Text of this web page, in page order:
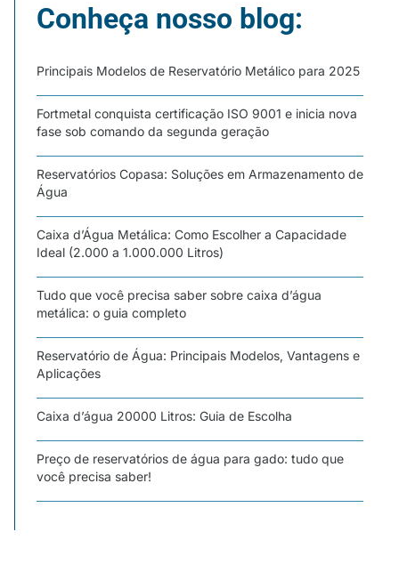
Conheça nosso blog:
Principais Modelos de Reservatório Metálico para 2025
Fortmetal conquista certificação ISO 9001 e inicia nova
fase sob comando da segunda geração
Reservatórios Copasa: Soluções em Armazenamento de
Água
Caixa d’Água Metálica: Como Escolher a Capacidade
Ideal (2.000 a 1.000.000 Litros)
Tudo que você precisa saber sobre caixa d’água
metálica: o guia completo
Reservatório de Água: Principais Modelos, Vantagens e
Aplicações
Caixa d’água 20000 Litros: Guia de Escolha
Preço de reservatórios de água para gado: tudo que
você precisa saber!